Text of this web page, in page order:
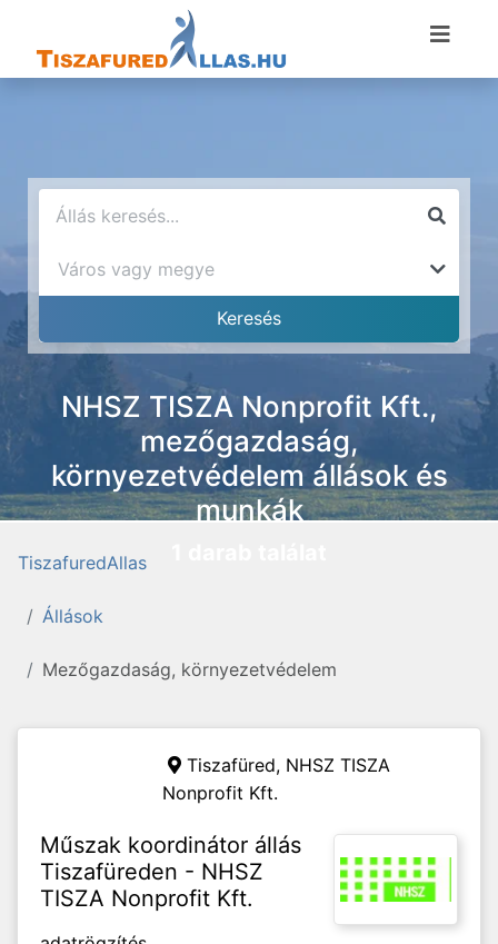
NHSZ TISZA Nonprofit Kft.,
mezőgazdaság,
környezetvédelem állások és
munkák
TiszafuredAllas
Állások
Mezőgazdaság, környezetvédelem
Tiszafüred, NHSZ TISZA
Nonprofit Kft.
Műszak koordinátor állás
Tiszafüreden - NHSZ
TISZA Nonprofit Kft.